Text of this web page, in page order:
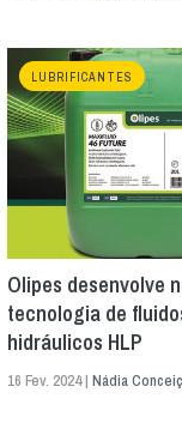
LUBRIFICANTES
Olipes desenvolve
tecnologia de
hidráulicos HLP
16 Fev. 2024 |Nádia